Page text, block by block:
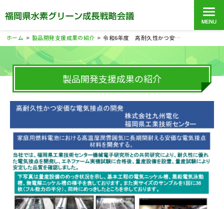
ホーム > 製品開発支援成果の紹介 > 令和6年度 高耐久性かつ安価な電気接点の開発
製品開発支援成果の紹介